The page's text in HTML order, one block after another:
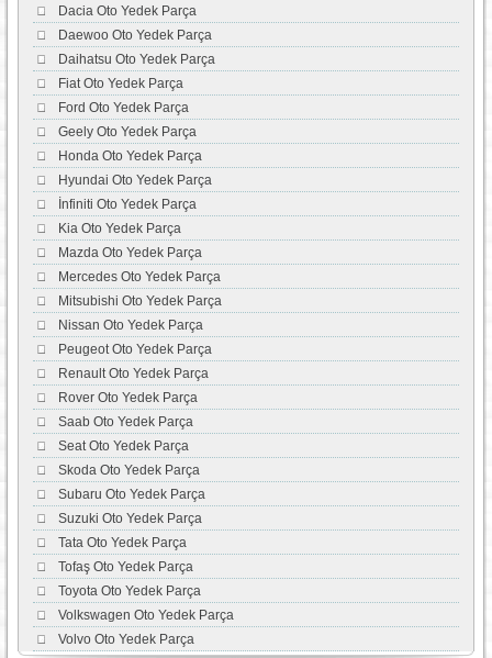
Dacia Oto Yedek Parça
Daewoo Oto Yedek Parça
Daihatsu Oto Yedek Parça
Fiat Oto Yedek Parça
Ford Oto Yedek Parça
Geely Oto Yedek Parça
Honda Oto Yedek Parça
Hyundai Oto Yedek Parça
İnfiniti Oto Yedek Parça
Kia Oto Yedek Parça
Mazda Oto Yedek Parça
Mercedes Oto Yedek Parça
Mitsubishi Oto Yedek Parça
Nissan Oto Yedek Parça
Peugeot Oto Yedek Parça
Renault Oto Yedek Parça
Rover Oto Yedek Parça
Saab Oto Yedek Parça
Seat Oto Yedek Parça
Skoda Oto Yedek Parça
Subaru Oto Yedek Parça
Suzuki Oto Yedek Parça
Tata Oto Yedek Parça
Tofaş Oto Yedek Parça
Toyota Oto Yedek Parça
Volkswagen Oto Yedek Parça
Volvo Oto Yedek Parça